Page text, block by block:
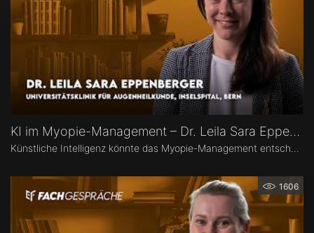
KI im Myopie-Management – Dr. Leila Sara Eppenberger
1606